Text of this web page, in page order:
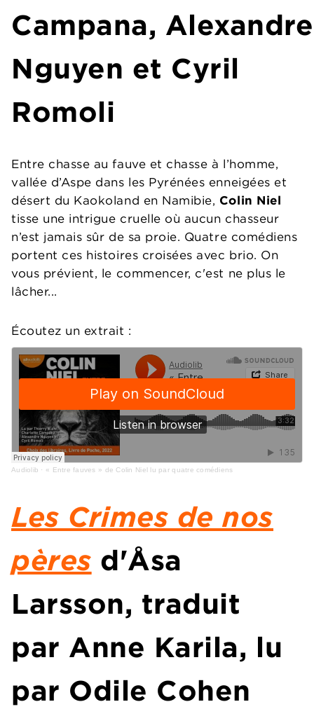
Campana, Alexandre
Nguyen et Cyril
Romoli
Entre chasse au fauve et chasse à l’homme,
vallée d’Aspe dans les Pyrénées enneigées et
désert du Kaokoland en Namibie, Colin Niel
tisse une intrigue cruelle où aucun chasseur
n’est jamais sûr de sa proie. Quatre comédiens
portent ces histoires croisées avec brio. On
vous prévient, le commencer, c'est ne plus le
lâcher...
Écoutez un extrait :
Audiolib · « Entre fauves » de Colin Niel lu par quatre comédiens
Les Crimes de nos
pères d'Åsa
Larsson, traduit
par Anne Karila, lu
par Odile Cohen